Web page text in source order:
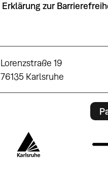
Erklärung zur
Lorenzstraße 19
76135 Karlsruhe